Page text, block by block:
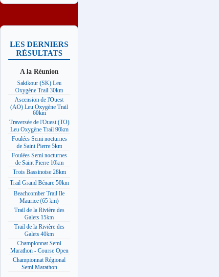
LES DERNIERS
RÉSULTATS
A la Réunion
Sakikour (SK) Leu
Oxygène Trail 30km
Ascension de l'Ouest
(AO) Leu Oxygène Trail
60km
Traversée de l'Ouest (TO)
Leu Oxygène Trail 90km
Foulées Semi nocturnes
de Saint Pierre 5km
Foulées Semi nocturnes
de Saint Pierre 10km
Trois Bassinoise 28km
Trail Grand Bénare 50km
Beachcomber Trail Ile
Maurice (65 km)
Trail de la Rivière des
Galets 15km
Trail de la Rivière des
Galets 40km
Championnat Semi
Marathon - Course Open
Championnat Régional
Semi Marathon